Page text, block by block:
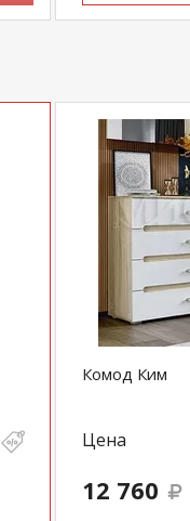
Комод Ким
Цена
12 760